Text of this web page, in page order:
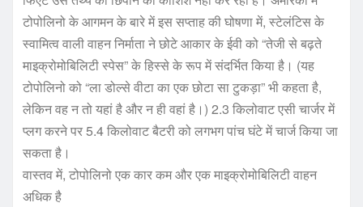
टोपोलिनो के आगमन के बारे में इस सप्ताह की घोषणा में, स्टेलंटिस के
स्वामित्व वाली वाहन निर्माता ने छोटे आकार के ईवी को “तेजी से बढ़ते
माइक्रोमोबिलिटी स्पेस” के हिस्से के रूप में संदर्भित किया है। (यह
टोपोलिनो को “ला डोल्से वीटा का एक छोटा सा टुकड़ा” भी कहता है,
लेकिन वह न तो यहां है और न ही वहां है।) 2.3 किलोवाट एसी चार्जर में
प्लग करने पर 5.4 किलोवाट बैटरी को लगभग पांच घंटे में चार्ज किया जा
सकता है।
वास्तव में, टोपोलिनो एक कार कम और एक माइक्रोमोबिलिटी वाहन
अधिक है